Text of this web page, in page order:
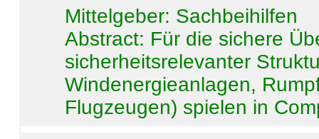
Mittelgeber: Sachbeihilfen
Abstract: Für die sichere
sicherheitsrelevanter
Windenergieanlagen,
Flugzeugen) spielen in